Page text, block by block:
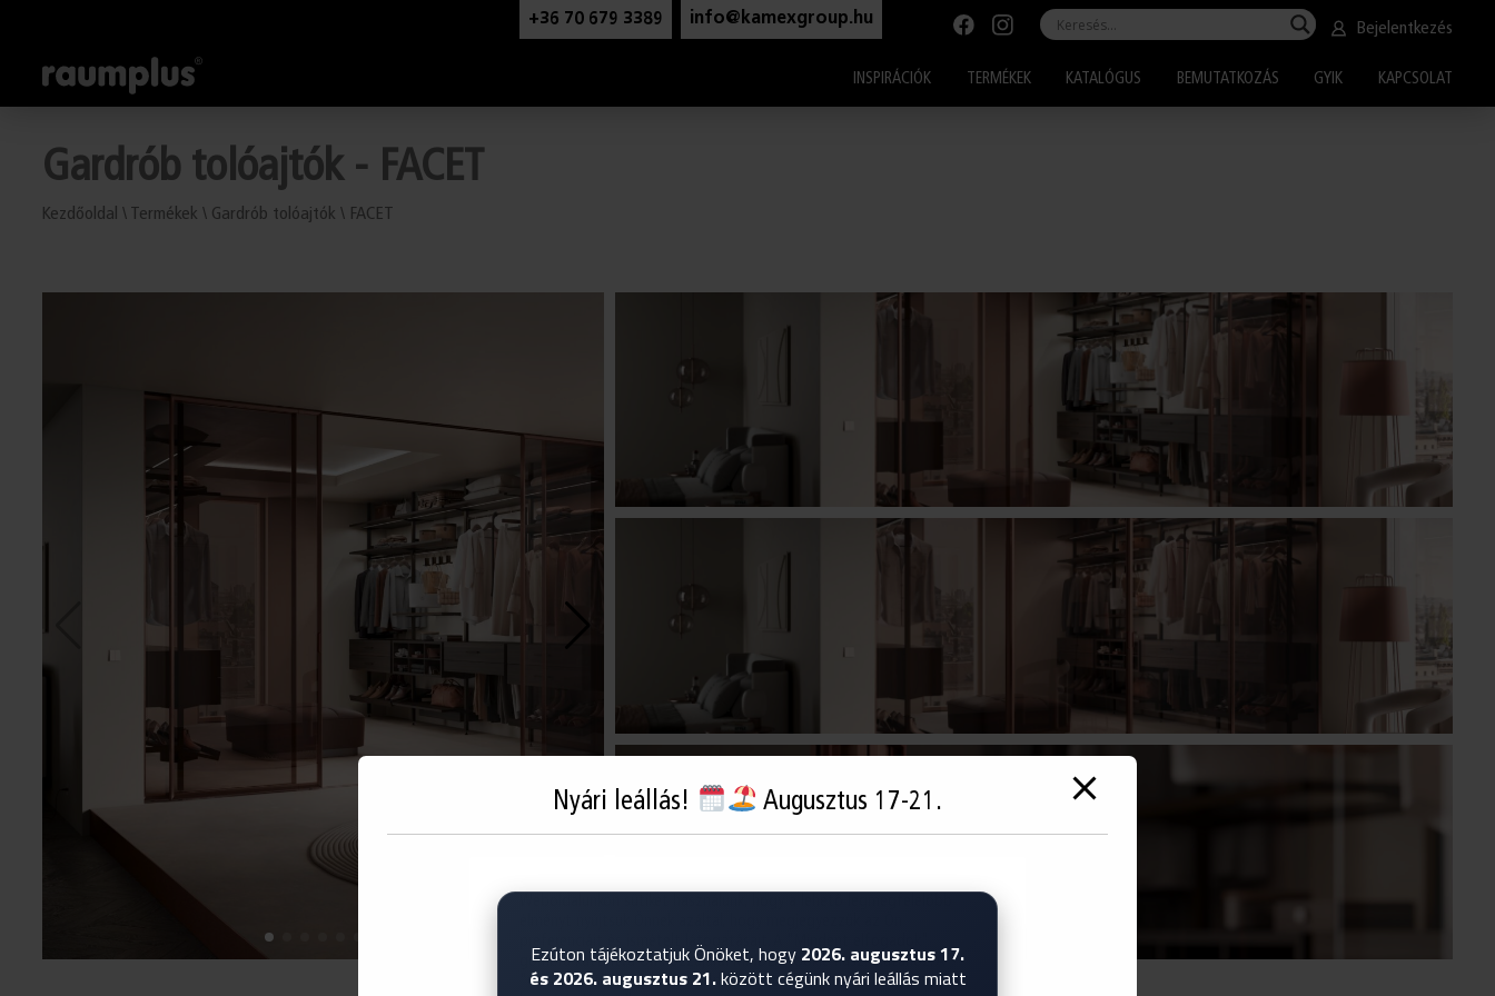
+36 70 679 3389 info@kamexgroup.hu
Bejelentkezés
INSPIRÁCIÓK TERMÉKEK KATALÓGUS BEMUTATKOZÁS GYIK KAPCSOLAT
Gardrób tolóajtók - FACET
Kezdőoldal \ Termékek \ Gardrób tolóajtók \ FACET
preferenciáit és ismételt látogatásait. A "Mindent elfogadok"
gombra kattintva Ön hozzájárul MINDEN cookie használatához. A
"Cookie beállítások" menüpontban azonban ellenőrizhető
Nyári leállás! Augusztus 17-21.
Ezúton tájékoztatjuk Önöket, hogy 2026. augusztus 17.
és 2026. augusztus 21.között cégünk nyári leállás miatt